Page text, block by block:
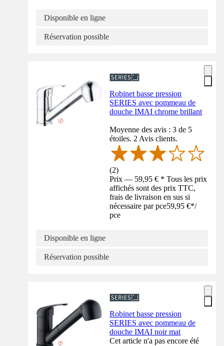
Disponible en ligne
Réservation possible
Robinet basse pression
SERIES avec pommeau de
douche IMAI chrome brillant
Moyenne des avis : 3 de 5
étoiles. 2 Avis clients.
(2)
Prix — 59,95 € * Tous les prix
affichés sont des prix TTC,
frais de livraison en sus si
nécessaire par pce59,95 €*/
pce
Disponible en ligne
Réservation possible
Robinet basse pression
SERIES avec pommeau de
douche IMAI noir mat
Cet article n'a pas encore été